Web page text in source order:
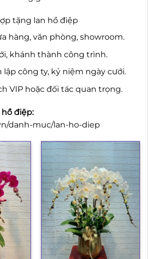
tặng lan hồ điệp
hàng, văn phòng, showroom.
khánh thành công trình.
lập công ty, kỷ niệm ngày cưới.
VIP hoặc đối tác quan trọng.
điệp:
danh-muc/lan-ho-diep